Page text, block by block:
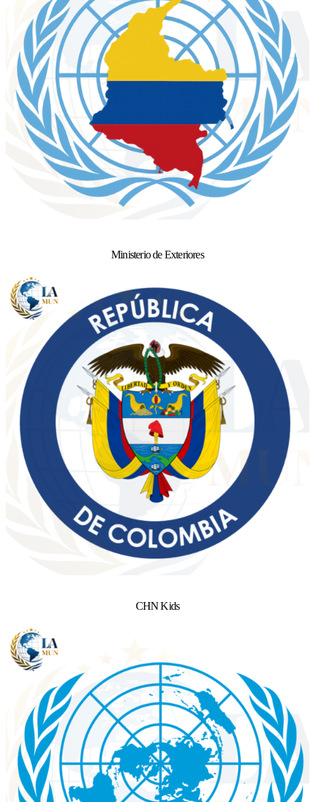
Ministerio de Exteriores
CHN Kids